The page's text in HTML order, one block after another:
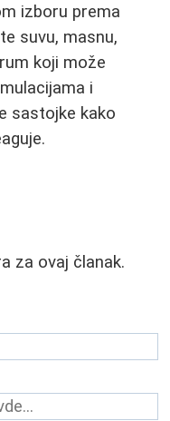
izboru prema
suvu, masnu,
koji može
i
sastojke kako
za ovaj članak.